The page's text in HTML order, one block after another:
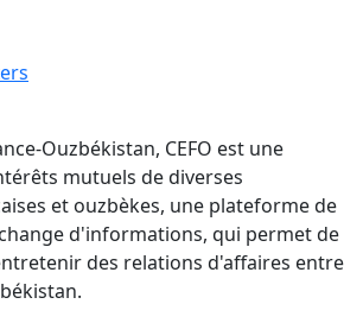
Ouzbékistan, CEFO est une
mutuels de diverses
et ouzbèkes, une plateforme de
d'informations, qui permet de
des relations d'affaires entre